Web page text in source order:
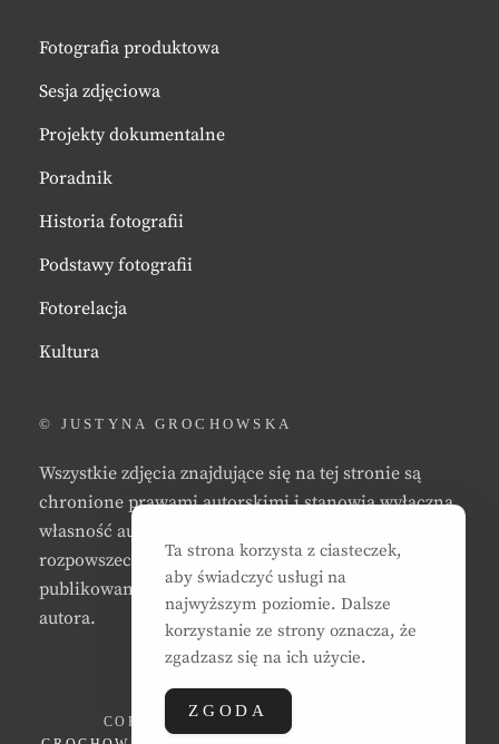
Fotografia produktowa
Sesja zdjęciowa
Projekty dokumentalne
Poradnik
Historia fotografii
Podstawy fotografii
Fotorelacja
Kultura
© JUSTYNA GROCHOWSKA
Wszystkie zdjęcia znajdujące się na tej stronie są
chronione prawami autorskimi i stanowią wyłączną
własność autora strony. Zabrania się kopiowania,
rozpowszechniania, reprodukowania,
publikowania, i/lub modyfikowania zdjęć bez zgody
autora.
COPYRIGHT © 2026
Ta strona korzysta z ciasteczek,
aby świadczyć usługi na
najwyższym poziomie. Dalsze
korzystanie ze strony oznacza, że
zgadzasz się na ich użycie.
ZGODA